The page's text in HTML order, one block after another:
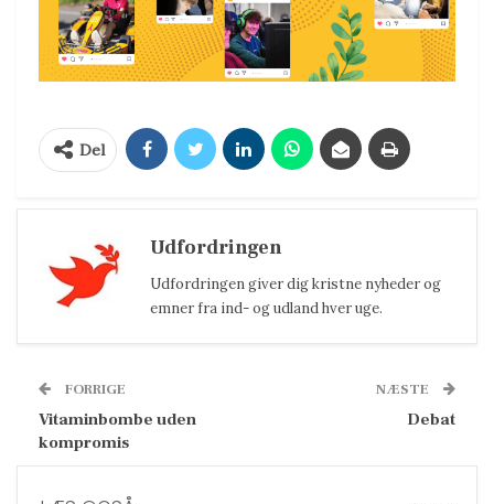
Del
Udfordringen
Udfordringen giver dig kristne nyheder og
emner fra ind- og udland hver uge.
FORRIGE
Vitaminbombe uden
kompromis
NÆSTE
Debat